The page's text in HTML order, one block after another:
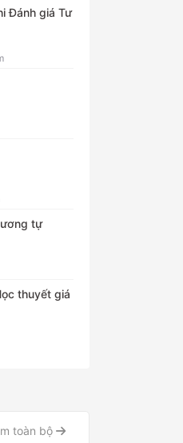
Đánh giá Tư
tự
thuyết giá
toàn bộ